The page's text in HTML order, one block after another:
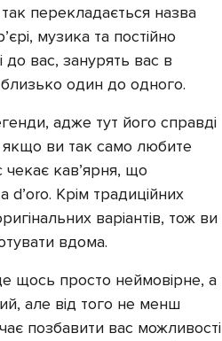
перекладається назва
музика та постійно
до вас, занурять вас в
близько один до одного.
адже тут його справді
якщо ви так само любите
чекає кав’ярня, що
d’oro. Крім традиційних
варіантів, тож ви
вдома.
щось просто неймовірне, а
але від того не менш
позбавити вас можливості